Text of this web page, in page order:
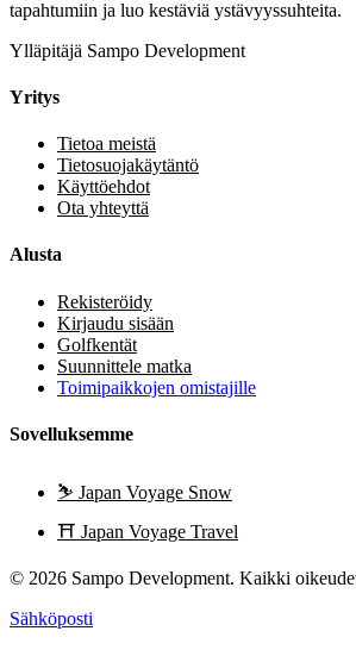
tapahtumiin ja luo kestäviä ystävyyssuhteita.
Ylläpitäjä Sampo Development
Yritys
Tietoa meistä
Tietosuojakäytäntö
Käyttöehdot
Ota yhteyttä
Alusta
Rekisteröidy
Kirjaudu sisään
Golfkentät
Suunnittele matka
Toimipaikkojen omistajille
Sovelluksemme
⛷️ Japan Voyage Snow
⛩️ Japan Voyage Travel
© 2026 Sampo Development. Kaikki
Sähköposti